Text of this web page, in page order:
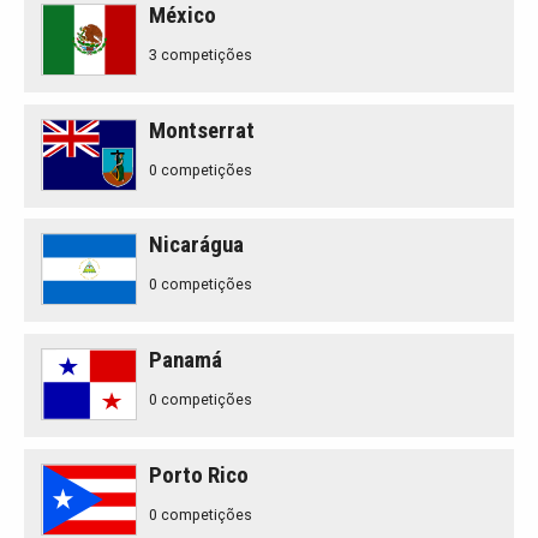
México
3 competições
Montserrat
0 competições
Nicarágua
0 competições
Panamá
0 competições
Porto Rico
0 competições